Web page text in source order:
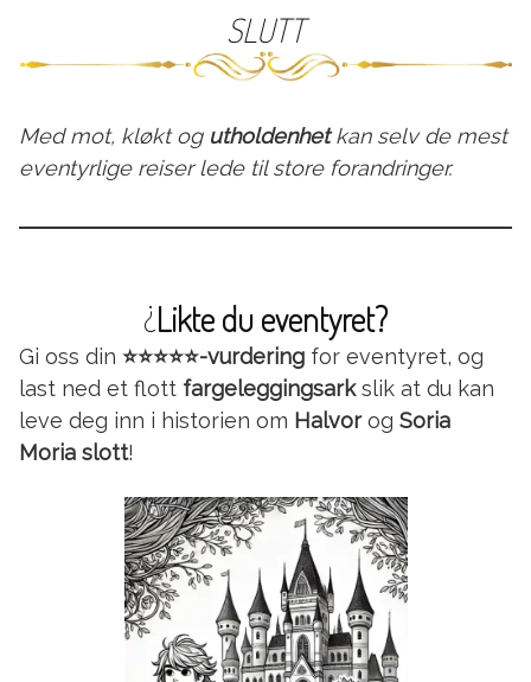
SLUTT
Med mot, kløkt og utholdenhetkan selv de mest
eventyrlige reiser lede til store forandringer.
¿Likte du eventyret?
Gi oss din ⭐⭐⭐⭐⭐-vurdering for eventyret, og
last ned et flott fargeleggingsarkslik at du kan
leve deg inn i historien om Halvorog Soria
Moria slott!